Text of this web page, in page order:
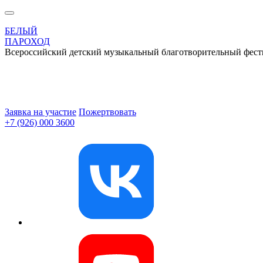
БЕЛЫЙ
ПАРОХОД
Всероссийский детский музыкальный благотворительный
Заявка на участие Пожертвовать
+7 (926) 000 3600